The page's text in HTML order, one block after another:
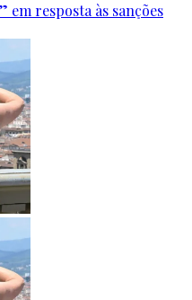
em resposta às sanções